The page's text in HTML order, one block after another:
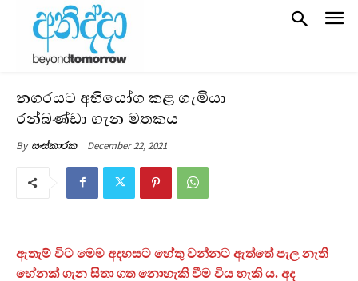
නගරයට අභියෝග කළ ගැමියා
රන්බණ්ඩා ගැන මතකය
By සංස්කාරක December 22, 2021
ඇතැම් විට මෙම අදහසට හේතු වන්නට ඇත්තේ පැල නැති
හේනක් ගැන සිතා ගත නොහැකි වීම විය හැකි ය. අද